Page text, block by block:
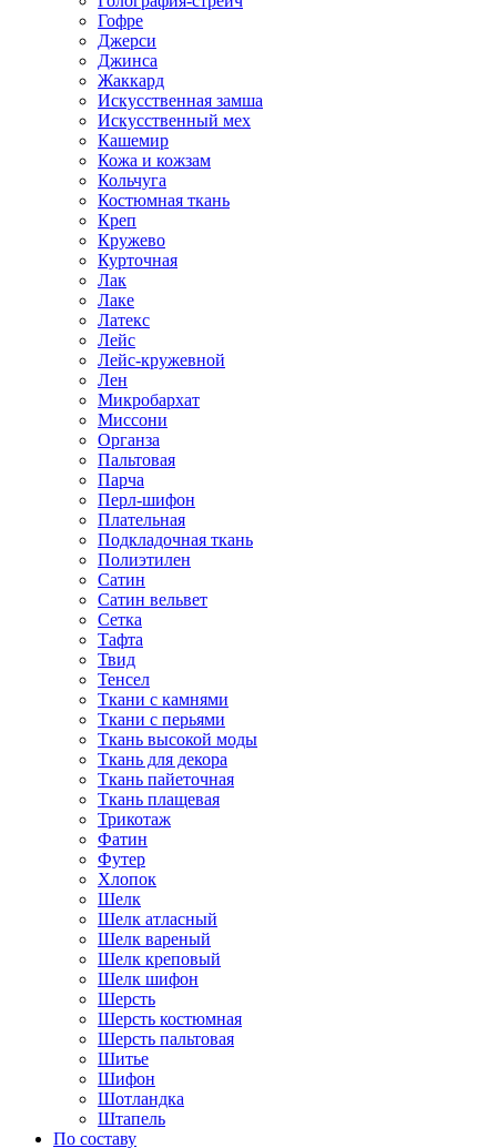
Гофре
Джерси
Джинса
Жаккард
Искусственная замша
Искусственный мех
Кашемир
Кожа и кожзам
Кольчуга
Костюмная ткань
Креп
Кружево
Курточная
Лак
Лаке
Латекс
Лейс
Лейс-кружевной
Лен
Микробархат
Миссони
Органза
Пальтовая
Парча
Перл-шифон
Плательная
Подкладочная ткань
Полиэтилен
Сатин
Сатин вельвет
Сетка
Тафта
Твид
Тенсел
Ткани с камнями
Ткани с перьями
Ткань высокой моды
Ткань для декора
Ткань пайеточная
Ткань плащевая
Трикотаж
Фатин
Футер
Хлопок
Шелк
Шелк атласный
Шелк вареный
Шелк креповый
Шелк шифон
Шерсть
Шерсть костюмная
Шерсть пальтовая
Шитье
Шифон
Шотландка
Штапель
По составу